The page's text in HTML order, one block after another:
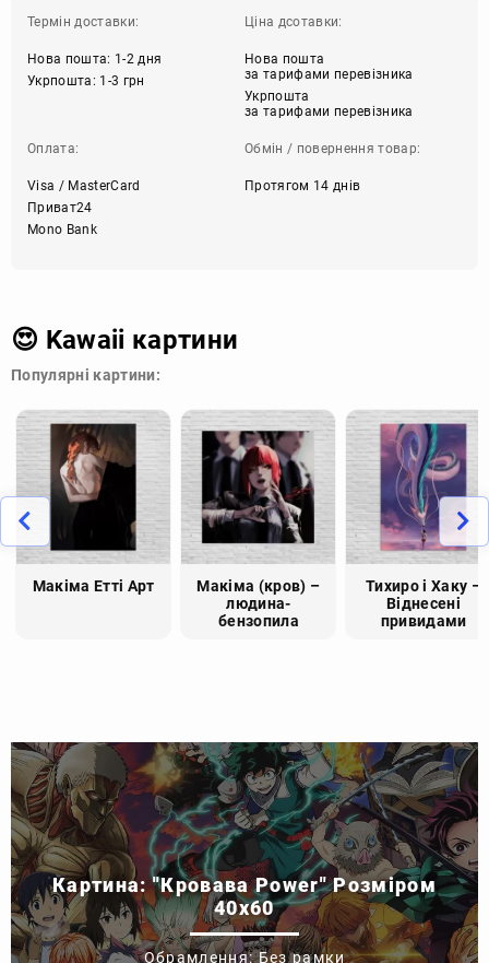
Термін доставки:
Нова пошта: 1-2 дня
Укрпошта: 1-3 грн
Ціна дсотавки:
Нова пошта
за тарифами перевізника
Укрпошта
за тарифами перевізника
Оплата:
Visa / MasterCard
Приват24
Mono Bank
Обмін / повернення товар:
Протягом 14 днів
😍 Kawaii картини
Популярні картини:
Макіма Етті Арт
Макіма (кров) –
людина-
бензопила
Тихиро і Хаку –
Віднесені
привидами
Картина: "Кровава Power" Розміром
40x60
Обрамлення: Без рамки